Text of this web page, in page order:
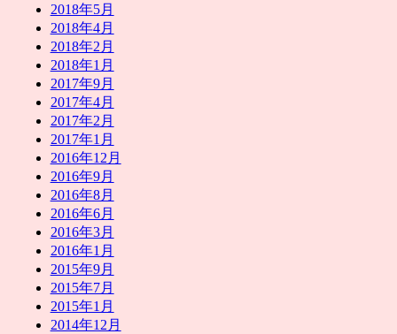
2018年5月
2018年4月
2018年2月
2018年1月
2017年9月
2017年4月
2017年2月
2017年1月
2016年12月
2016年9月
2016年8月
2016年6月
2016年3月
2016年1月
2015年9月
2015年7月
2015年1月
2014年12月